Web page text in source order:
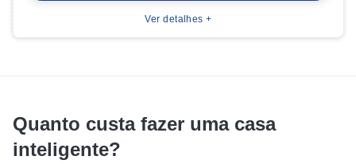
Ver detalhes +
Quanto custa fazer uma casa
inteligente?